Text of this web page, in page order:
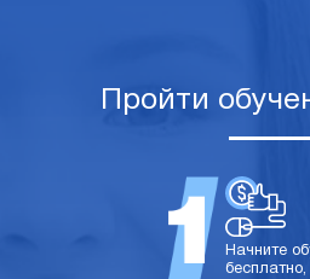
Пройти
Начните
бесплатно,